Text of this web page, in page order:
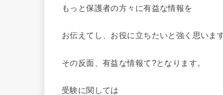
もっと保護者の方々に有益な情報を
お伝えてし、お役に立ちたいと強く思いま
その反面、有益な情報て?となります。
受験に関しては